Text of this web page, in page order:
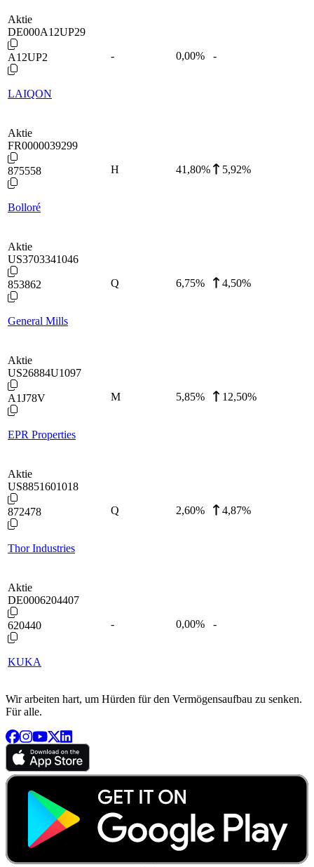
Aktie
DE000A12UP29
A12UP2
LAIQON
- 0,00% -
Aktie
FR0000039299
875558
Bolloré
H 41,80% 5,92%
Aktie
US3703341046
853862
General Mills
Q 6,75% 4,50%
Aktie
US26884U1097
A1J78V
EPR Properties
M 5,85% 12,50%
Aktie
US8851601018
872478
Thor Industries
Q 2,60% 4,87%
Aktie
DE0006204407
620440
KUKA
- 0,00% -
Wir arbeiten hart, um Hürden für den Vermögensaufbau zu senken.
Für alle.